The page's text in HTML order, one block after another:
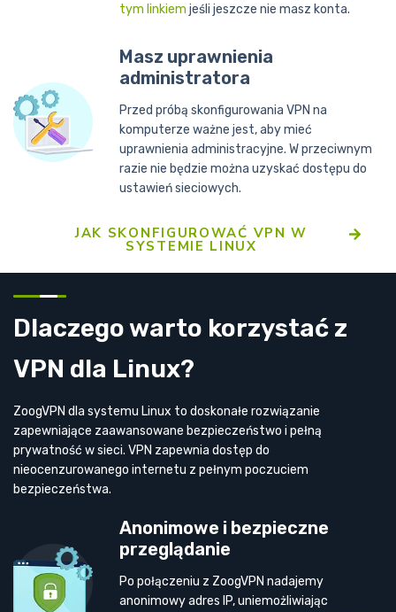
tym linkiem jeśli jeszcze nie masz konta.
Masz uprawnienia
administratora
Przed próbą skonfigurowania VPN na
komputerze ważne jest, aby mieć
uprawnienia administracyjne. W przeciwnym
razie nie będzie można uzyskać dostępu do
ustawień sieciowych.
JAK SKONFIGUROWAĆ VPN W
SYSTEMIE LINUX
Dlaczego warto korzystać z
VPN dla Linux?
ZoogVPN dla systemu Linux to doskonałe rozwiązanie
zapewniające zaawansowane bezpieczeństwo i pełną
prywatność w sieci. VPN zapewnia dostęp do
nieocenzurowanego internetu z pełnym poczuciem
bezpieczeństwa.
Anonimowe i bezpieczne
przeglądanie
Po połączeniu z ZoogVPN nadajemy
anonimowy adres IP, uniemożliwiając